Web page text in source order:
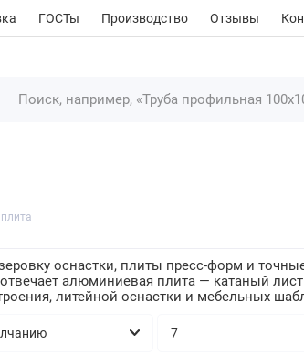
ГОСТы Производство Отзывы
оснастки, плиты пресс-форм и
алюминиевая плита — катаный
литейной оснастки и мебельных